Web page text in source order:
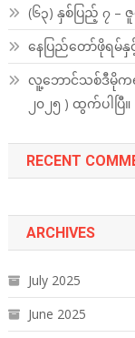
(၆၃) နှစ်ပြည့် ၇
နေပြည်တော်ဖိုရမ်
လူ့ဘောင်သစ်ဒီမိုကရ
၂၀၂၅ ) ထွက်ပါပြီ။
RECENT
ARCHIVES
July 2025
June 2025